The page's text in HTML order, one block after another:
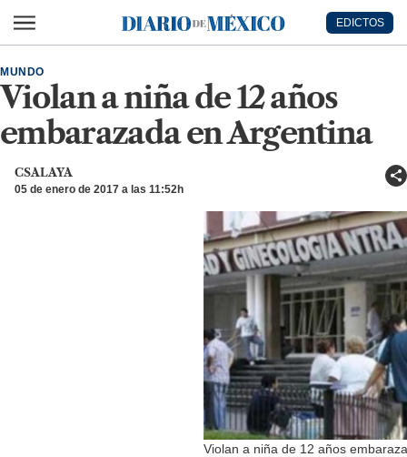
Diario de México
EDICTOS
Violan a niña de 12 años
embarazada en Argentina
MUNDO
CSALAYA
05 de enero de 2017 a las 11:52h
Violan a niña de 12 años